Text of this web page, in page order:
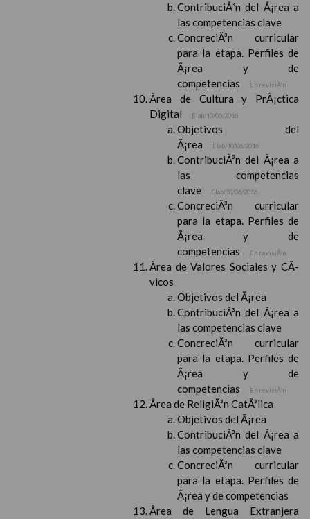
ContribuciÃ³n del Ã¡rea a
las competencias clave
ConcreciÃ³n curricular
para la etapa. Perfiles de
Ã¡rea y de
competencias
En revisiÃ³n
Ãrea de Cultura y PrÃ¡ctica
Digital
Elab/10/06/2016
Objetivos del
Ã¡rea
Elab/10/06/2016
ContribuciÃ³n del Ã¡rea a
las competencias
clave
Elab/10/06/2016
ConcreciÃ³n curricular
para la etapa. Perfiles de
Ã¡rea y de
competencias
En revisiÃ³n
Ãrea de Valores Sociales y CÃ­
vicos
Objetivos del Ã¡rea
ContribuciÃ³n del Ã¡rea a
las competencias clave
ConcreciÃ³n curricular
para la etapa. Perfiles de
Ã¡rea y de
competencias
En revisiÃ³n
Ãrea de ReligiÃ³n CatÃ³lica
Objetivos del Ã¡rea
ContribuciÃ³n del Ã¡rea a
las competencias clave
ConcreciÃ³n curricular
para la etapa. Perfiles de
Ã¡rea y de competencias
Ãrea de Lengua Extranjera